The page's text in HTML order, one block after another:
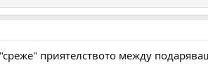
приятелството между